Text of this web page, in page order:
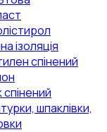
ізоляція
спінений
спінений
шпаклівки,